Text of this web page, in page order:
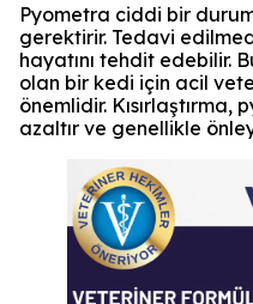
Pyometra ciddi bir
gerektirir. Tedavi
hayatını tehdit edebilir.
olan bir kedi için acil
önemlidir.
azaltır ve genellikle